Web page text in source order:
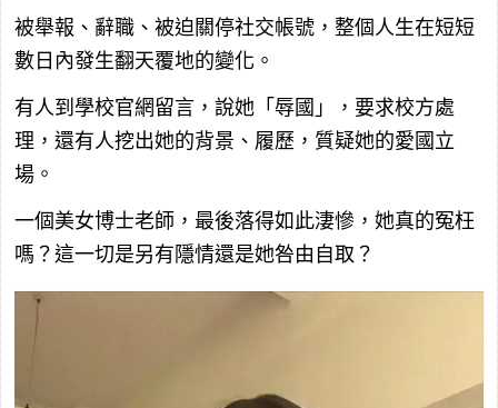
被舉報、辭職、被迫關停社交帳號，整個人生在短短
數日內發生翻天覆地的變化。
有人到學校官網留言，說她「辱國」，要求校方處
理，還有人挖出她的背景、履歷，質疑她的愛國立
場。
一個美女博士老師，最後落得如此淒慘，她真的冤枉
嗎？這一切是另有隱情還是她咎由自取？